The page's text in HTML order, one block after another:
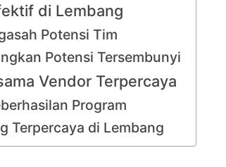
di Lembang
Potensi Tim
Potensi Tersembunyi
Vendor Terpercaya
Program
Terpercaya di Lembang